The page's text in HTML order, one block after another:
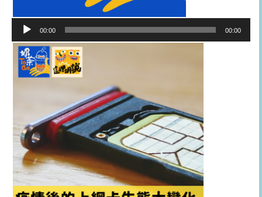
播
器
00:00 00:00